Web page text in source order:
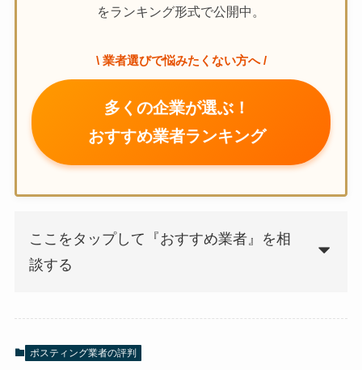
をランキング形式で公開中。
\ 業者選びで悩みたくない方へ /
多くの企業が選ぶ！
おすすめ業者ランキング
ここをタップして『おすすめ業者』を相
談する
ポスティング業者の評判